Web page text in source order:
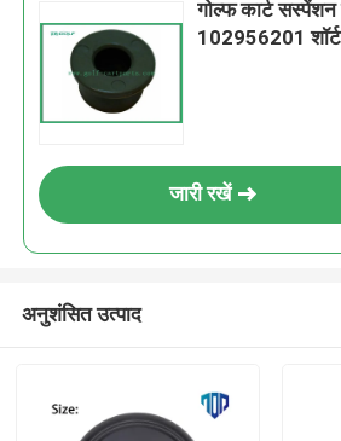
गोल्फ कार्ट सस्पेंशन
102956201
जारी रखें
अनुशंसित उत्पाद